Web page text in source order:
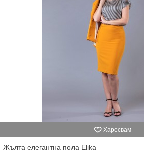
Харесвам
Жълта елегантна пола Elika